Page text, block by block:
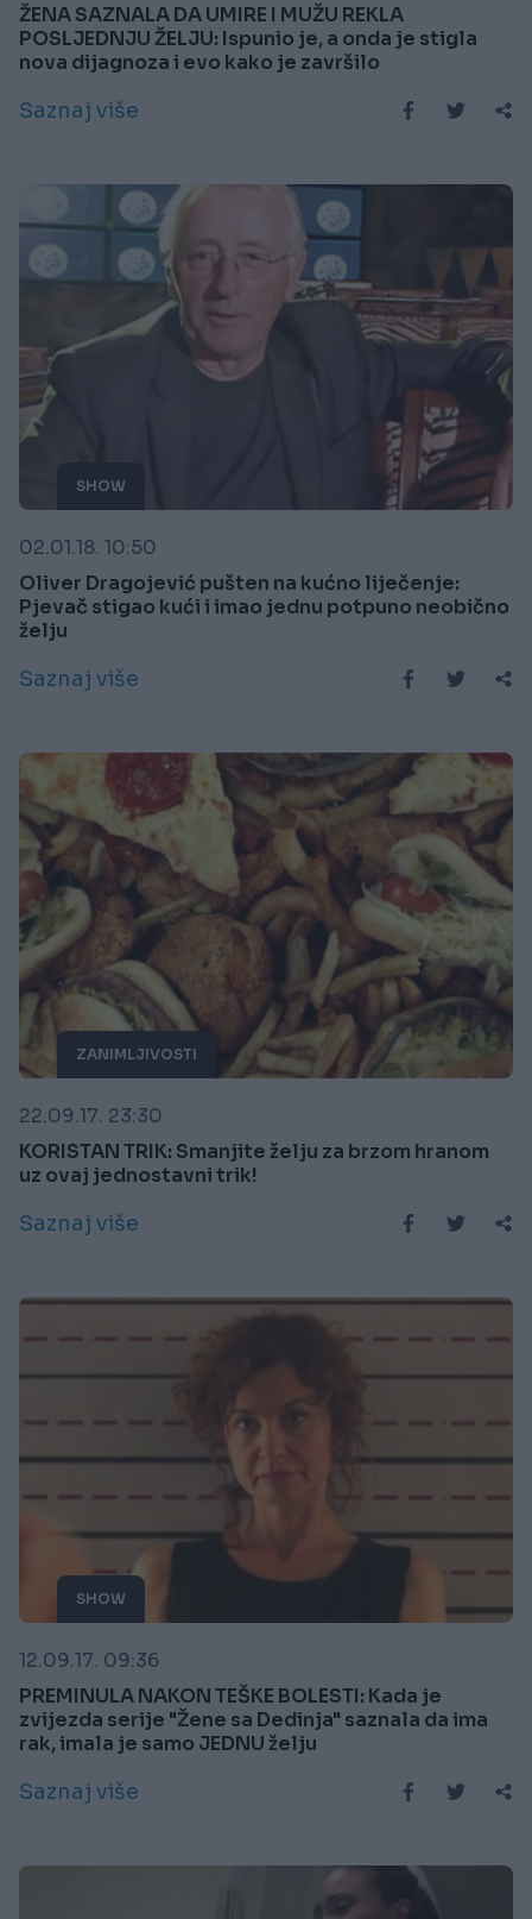
ŽENA SAZNALA DA UMIRE I MUŽU REKLA
POSLJEDNJU ŽELJU: Ispunio je, a onda je stigla
nova dijagnoza i evo kako je završilo
Saznaj više
SHOW
02.01.18. 10:50
Oliver Dragojević pušten na kućno liječenje:
Pjevač stigao kući i imao jednu potpuno neobično
želju
Saznaj više
ZANIMLJIVOSTI
22.09.17. 23:30
KORISTAN TRIK: Smanjite želju za brzom hranom
uz ovaj jednostavni trik!
Saznaj više
SHOW
12.09.17. 09:36
PREMINULA NAKON TEŠKE BOLESTI: Kada je
zvijezda serije "Žene sa Dedinja" saznala da ima
rak, imala je samo JEDNU želju
Saznaj više